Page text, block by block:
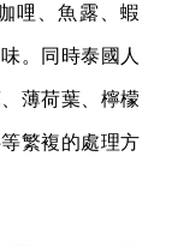
哩、魚露、蝦
。同時泰國人
薄荷葉、檸檬
繁複的處理方